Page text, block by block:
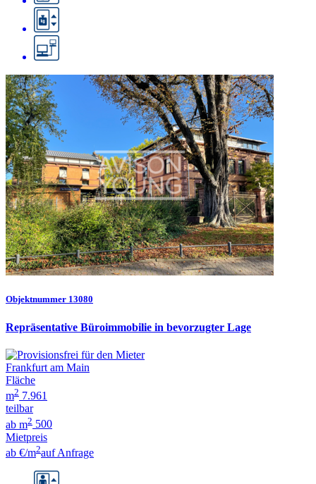
Objektnummer 13080
Repräsentative Büroimmobilie in bevorzugter Lage
Frankfurt am Main
Fläche
m2 7.961
teilbar
ab m2 500
Mietpreis
ab €/m2auf Anfrage